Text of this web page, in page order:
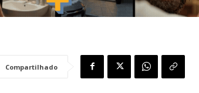
Compartilhado